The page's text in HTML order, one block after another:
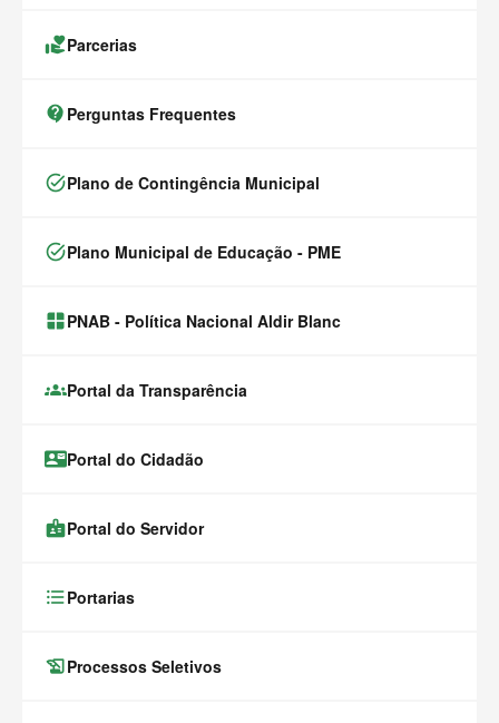
volunteer_activismParcerias
contact_support Perguntas Frequentes
task_altPlano de Contingência Municipal
task_altPlano Municipal de Educação - PME
window.alert(
PNAB - Política Nacional Aldir Blanc
groupsPortal da Transparência
contact_mailPortal do Cidadão
badgePortal do Servidor
format_list_bulletedPortarias
history_eduProcessos Seletivos